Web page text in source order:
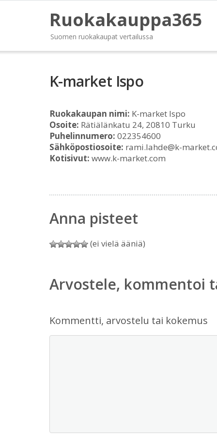
Ruokakauppa365
Suomen ruokakaupat vertailussa
K-market Ispo
Ruokakaupan nimi: K-market Ispo
Osoite: Rätiälänkatu 24, 20810 Turku
Puhelinnumero: 022354600
Sähköpostiosoite: rami.lahde@k-
Kotisivut: www.k-market.com
Anna pisteet
(ei vielä ääniä)
Arvostele, kommentoi
Kommentti, arvostelu tai kokemus